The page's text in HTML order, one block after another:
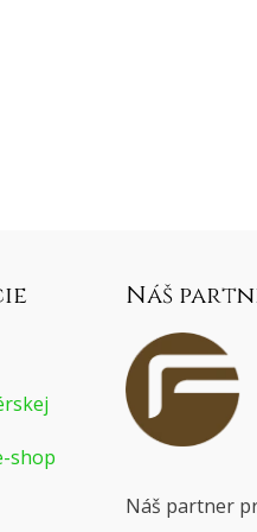
shop
Náš
Náš partner